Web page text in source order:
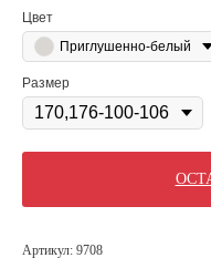
Цвет
Приглушенно-белый
Размер
Артикул: 9708